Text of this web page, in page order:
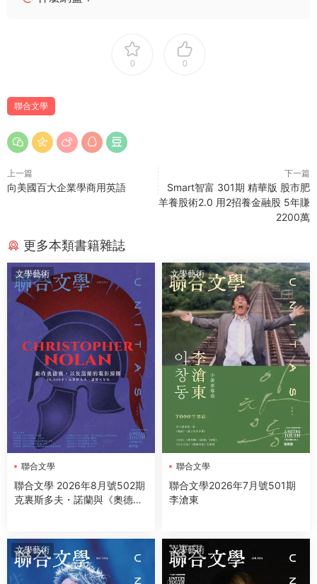
0 0
聯合文學
上一篇
向美國百大企業學商用英語
下一篇
Smart智富 301期 精華版 股市肥
羊養股術2.0 用2招養金融股 5年賺
2200萬
更多本類書籍雜誌
文學藝術
聯合文學
聯合文學 2026年8月號502期
克裏斯多夫・諾蘭與《奧德
文學藝術
聯合文學
聯合文學2026年7月號501期
李滄東
文學藝術 文學藝術